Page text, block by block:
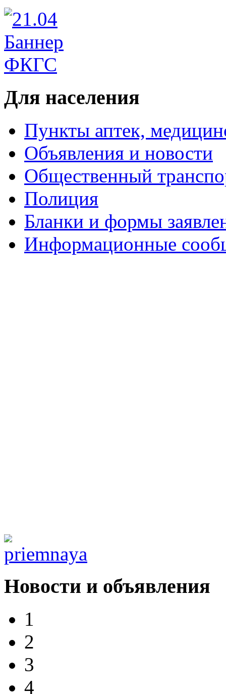
Для населения
Пункты аптек,
Объявления и новости
Общественный
Полиция
Бланки и формы
Информационные
Новости и объявления
1
2
3
4